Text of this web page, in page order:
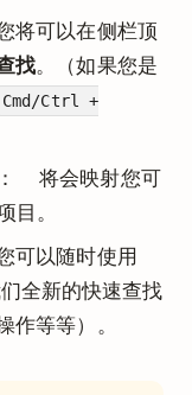
将可以在侧栏顶
找。（如果您是
Cmd/Ctrl +
将会映射您可
目。
可以随时使用
全新的快速查找
作等等）。